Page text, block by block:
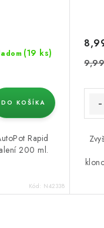
(19 ks)
DO KOŠÍKA
Rapid
200 ml.
Kód: N42338